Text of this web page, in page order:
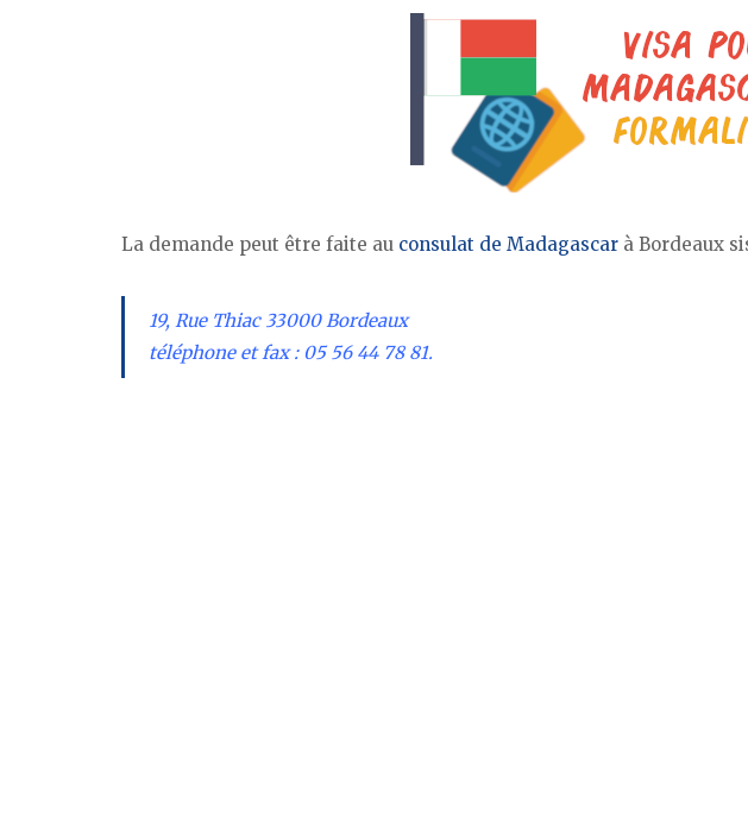
La demande peut être faite au consulat de Madagascar à Bordeaux
19, Rue Thiac 33000 Bordeaux
téléphone et fax : 05 56 44 78 81.